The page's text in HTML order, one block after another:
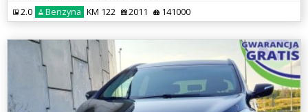
2.0 Benzyna KM 122 2011 141000